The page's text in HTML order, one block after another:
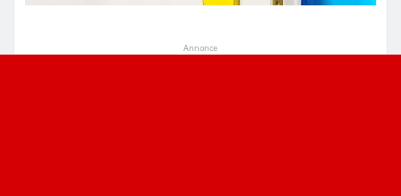
Annonce